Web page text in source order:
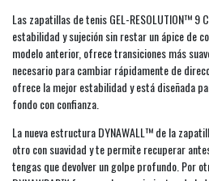
Las zapatillas de tenis GEL-RESOLUTION™ 9
estabilidad y sujeción sin restar un ápice de
modelo anterior, ofrece transiciones más
necesario para cambiar rápidamente de
ofrece la mejor estabilidad y está diseñada
fondo con confianza.
La nueva estructura DYNAWALL™ de la
otro con suavidad y te permite recuperar
tengas que devolver un golpe profundo. Por